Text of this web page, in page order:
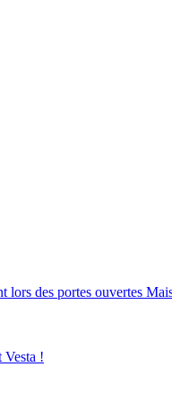
des portes ouvertes
Vesta !